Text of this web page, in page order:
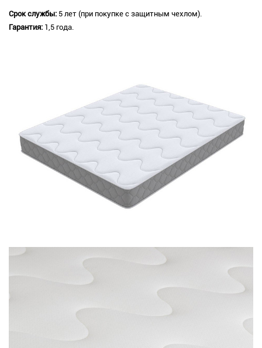
Срок службы: 5 лет (при покупке с защитным чехлом).
Гарантия: 1,5 года.